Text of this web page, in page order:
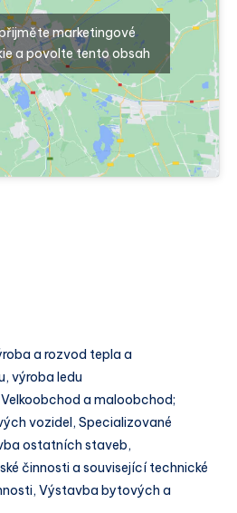
marketingové
a povolte tento obsah
a rozvod tepla a
výroba ledu
Velkoobchod a maloobchod;
vozidel, Specializované
ostatních staveb,
činnosti a související technické
Výstavba bytových a